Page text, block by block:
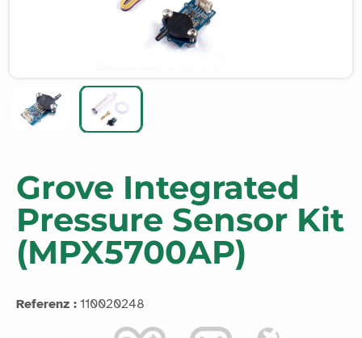
Grove Integrated
Pressure Sensor Kit
(MPX5700AP)
Referenz : 110020248